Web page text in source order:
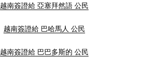
越南簽證給 亞塞拜然語 公民
越南簽證給 巴哈馬人 公民
越南簽證給 巴巴多斯的 公民